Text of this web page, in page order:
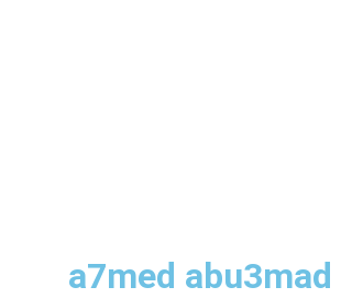
a7med abu3mad